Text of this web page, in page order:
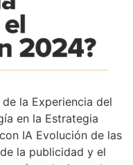
la Experiencia del
en la Estrategia
IA Evolución de las
la publicidad y el